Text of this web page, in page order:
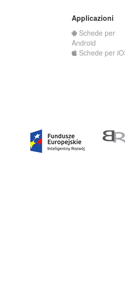
Applicazioni
Schede per
Android
Schede per